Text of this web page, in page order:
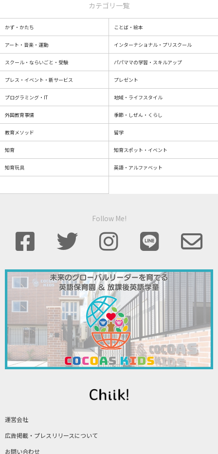
運営会社
広告掲載・プレスリリースについて
お問い合わせ
カテゴリ一覧
かず・かたち ことば・絵本
アート・音楽・運動 インターナショナル・プリスクール
スクール・ならいごと・受験 パパママの学習・スキルアップ
プレス・イベント・新サービス プレゼント
プログラミング・IT 地域・ライフスタイル
外国教育事情 季節・しぜん・くらし
教育メソッド 留学
知育 知育スポット・イベント
知育玩具 英語・アルファベット
Follow Me!